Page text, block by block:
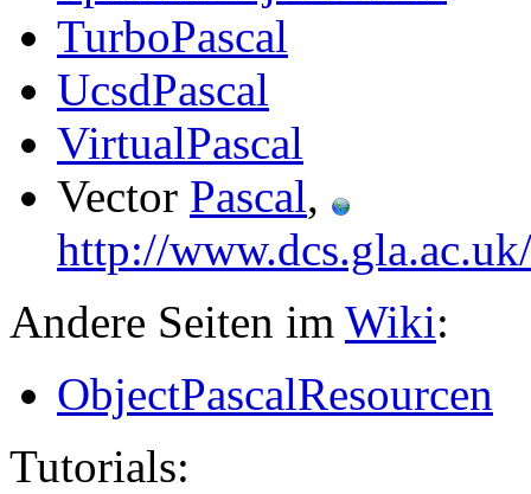
TurboPascal
UcsdPascal
VirtualPascal
Vector Pascal,
http://
Andere Seiten im Wiki:
ObjectPascalResourcen
Tutorials: